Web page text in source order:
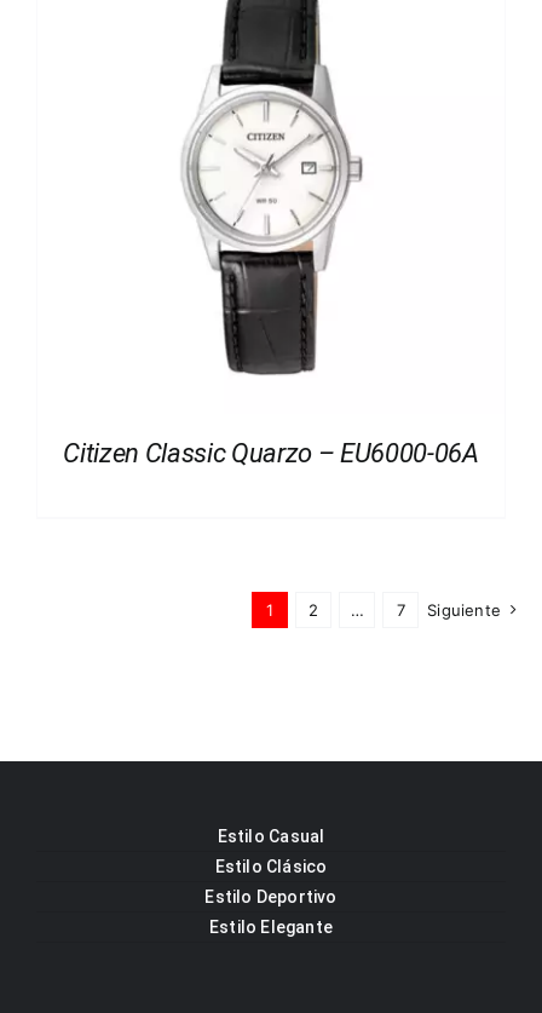
Citizen Classic Quarzo – EU6000-06A
1 2 … 7 Siguiente
Estilo Casual
Estilo Clásico
Estilo Deportivo
Estilo Elegante